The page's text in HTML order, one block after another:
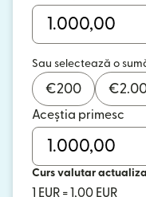
Sau selectează o
€200 €
Aceștia primesc
Curs valutar
1 EUR = 1,00 EUR